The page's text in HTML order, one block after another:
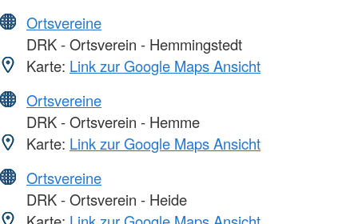
Ortsvereine
DRK - Ortsverein - Hemmingstedt
Karte: Link zur Google Maps Ansicht
Ortsvereine
DRK - Ortsverein - Hemme
Karte: Link zur Google Maps Ansicht
Ortsvereine
DRK - Ortsverein - Heide